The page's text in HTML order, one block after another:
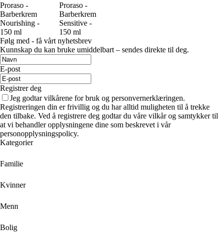
Proraso -
Barberkrem
Nourishing -
150 ml
Proraso -
Barberkrem
Sensitive -
150 ml
Følg med - få vårt nyhetsbrev
Kunnskap du kan bruke umiddelbart – sendes direkte til deg.
E-post
Registrer deg
Jeg godtar vilkårene for bruk og personvernerklæringen.
Registreringen din er frivillig og du har alltid muligheten til å trekke
den tilbake. Ved å registrere deg godtar du våre vilkår og samtykker til
at vi behandler opplysningene dine som beskrevet i vår
personopplysningspolicy.
Kategorier
Familie
Kvinner
Menn
Bolig